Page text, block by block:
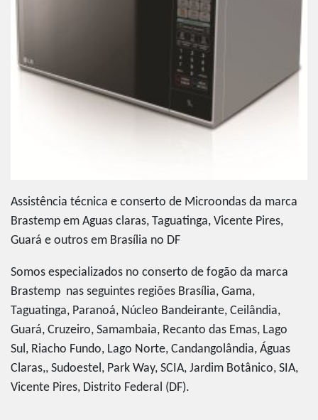
Assistência técnica e conserto de Microondas da marca
Brastemp em Aguas claras, Taguatinga, Vicente Pires,
Guará e outros em Brasília no DF
Somos especializados no conserto de fogão da marca
Brastemp nas seguintes regiões Brasília, Gama,
Taguatinga, Paranoá, Núcleo Bandeirante, Ceilândia,
Guará, Cruzeiro, Samambaia, Recanto das Emas, Lago
Sul, Riacho Fundo, Lago Norte, Candangolândia, Águas
Claras,, Sudoestel, Park Way, SCIA, Jardim Botânico, SIA,
Vicente Pires, Distrito Federal (DF).